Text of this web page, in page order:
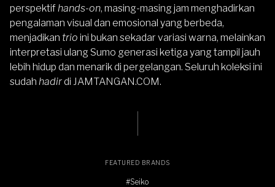
perspektif hands-on, masing-masing jam menghadirkan
pengalaman visual dan emosional yang berbeda,
menjadikan trio ini bukan sekadar variasi warna, melainkan
interpretasi ulang Sumo generasi ketiga yang tampil jauh
lebih hidup dan menarik di pergelangan. Seluruh koleksi ini
sudah hadirdi JAMTANGAN.COM.
FEATURED BRANDS
#Seiko